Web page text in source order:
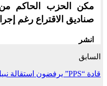
مكن الحزب الحاكم
صناديق الاقتراع رغم
انشر
السابق
قادة “PPS” يرفضون استقالة نبيل بنعبد الله